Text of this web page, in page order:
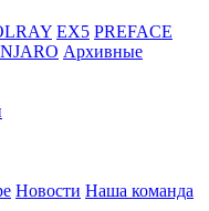
EX5 PREFACE
Архивные
Новости Наша команда